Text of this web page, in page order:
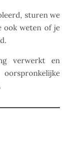
sturen we
ook weten of je
verwerkt en